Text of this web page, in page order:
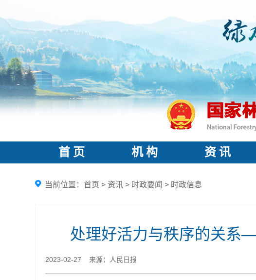
首 页 机 构 资 讯
当前位置： 首页 > 资讯 > 时政要闻 > 时政信息
处理好活力与秩序的关
2023-02-27 来源：人民日报